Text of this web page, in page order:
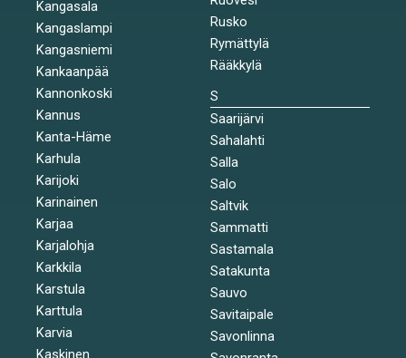
Kangasala
Kangaslampi
Kangasniemi
Kankaanpää
Kannonkoski
Kannus
Kanta-Häme
Karhula
Karijoki
Karinainen
Karjaa
Karjalohja
Karkkila
Karstula
Karttula
Karvia
Kaskinen
Rusko
Rymättylä
Rääkkylä
S
Saarijärvi
Sahalahti
Salla
Salo
Saltvik
Sammatti
Sastamala
Satakunta
Sauvo
Savitaipale
Savonlinna